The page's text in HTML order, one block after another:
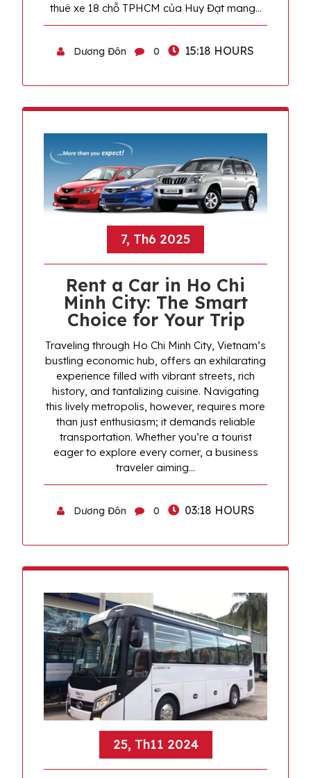
thuê xe 18 chỗ TPHCM của Huy Đạt mang…
Dương Đôn 0 15:18 HOURS
7, Th6 2025
Rent a Car in Ho Chi
Minh City: The Smart
Choice for Your Trip
Traveling through Ho Chi Minh City, Vietnam’s
bustling economic hub, offers an exhilarating
experience filled with vibrant streets, rich
history, and tantalizing cuisine. Navigating
this lively metropolis, however, requires more
than just enthusiasm; it demands reliable
transportation. Whether you’re a tourist
eager to explore every corner, a business
traveler aiming…
Dương Đôn 0 03:18 HOURS
25, Th11 2024